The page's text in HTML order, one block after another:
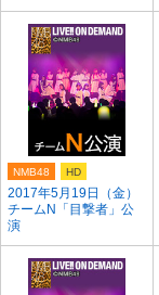
2017年5月19日（金）
チームN「目撃者」公
演
NMB48 HD